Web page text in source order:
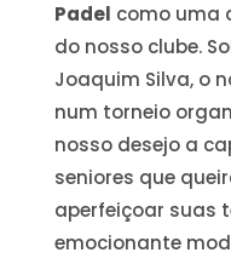
Padel como uma
do nosso clube.
Joaquim Silva, o
num torneio
nosso desejo a
seniores que
aperfeiçoar suas
emocionante